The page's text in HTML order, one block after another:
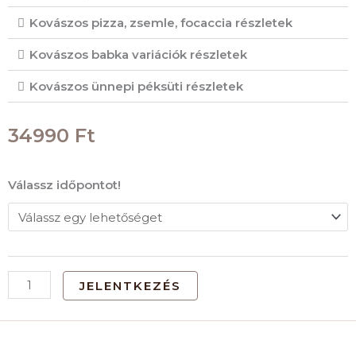
Kovászos pizza, zsemle, focaccia részletek
Kovászos babka variációk részletek
Kovászos ünnepi péksüti részletek
34990 Ft
Válassz időpontot!
Workshop
jelentkezés
mennyiség
JELENTKEZÉS